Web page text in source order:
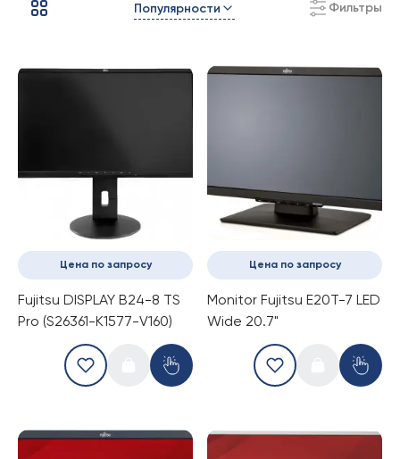
Популярности Фильтры
Цена по запросу
Fujitsu DISPLAY B24-8 TS
Pro (S26361-K1577-V160)
Цена по запросу
Monitor Fujitsu E20T-7 LED
Wide 20.7"